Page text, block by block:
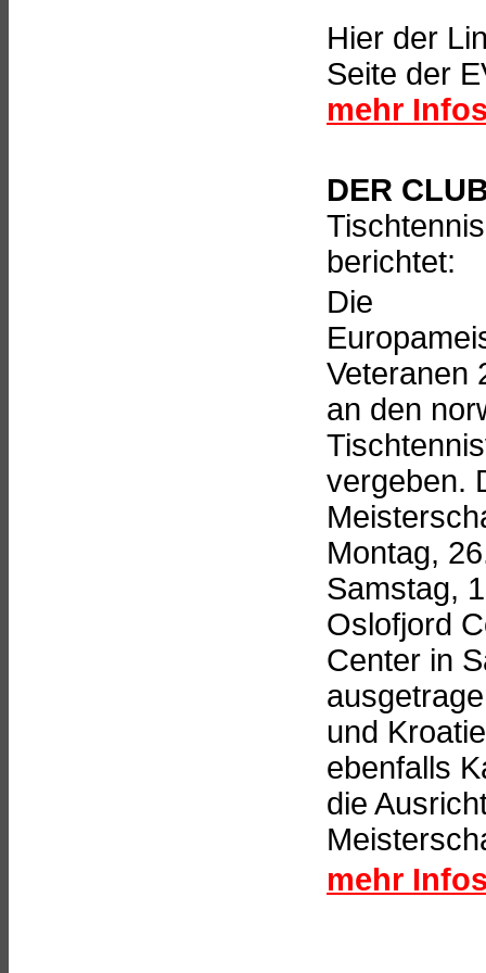
Hier der
Seite der
mehr
DER
berichtet:
Die
Veteranen
an den
vergeben.
Montag,
Samstag,
Oslofjord
Center in
und
ebenfalls
die
mehr